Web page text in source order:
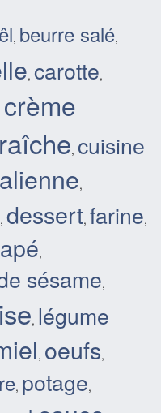
, beurre salé,
, carotte,
crème
, cuisine
,
, dessert, farine,
,
sésame,
, légume
, oeufs,
, potage,